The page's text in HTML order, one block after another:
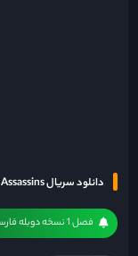
دانلود سریال The Assassins
فصل 1 نسخه دوبله فارسی اضافه شد